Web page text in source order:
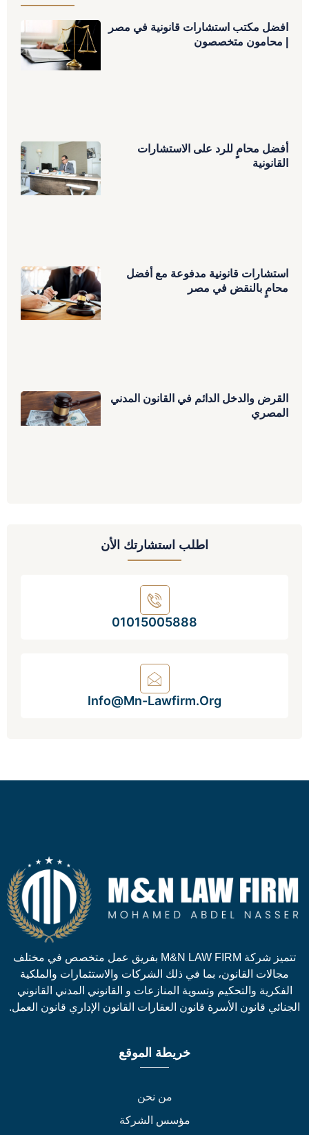
افضل مكتب استشارات قانونية في مصر
| محامون متخصصون
أفضل محامٍ للرد على الاستشارات
القانونية
استشارات قانونية مدفوعة مع أفضل
محامٍ بالنقض في مصر
القرض والدخل الدائم في القانون المدني
المصري
اطلب استشارتك الأن
01015005888
Info@mn-Lawfirm.org
تتميز شركة M&N LAW FIRM بفريق عمل متخصص في مختلف
مجالات القانون، بما في ذلك الشركات والاستثمارات والملكية
والتحكيم وتسوية المنازعات و القانوني المدني القانوني
قانون الأسرة قانون العقارات القانون الإداري قانون العمل.
خريطة الموقع
من نحن
مؤسس الشركة